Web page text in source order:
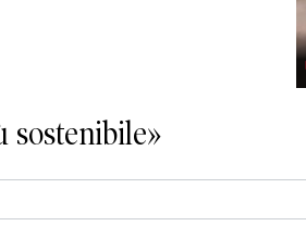
sostenibile»